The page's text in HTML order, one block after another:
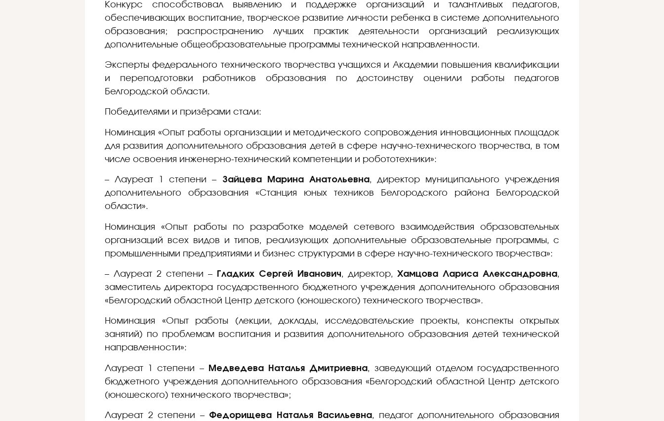
Конкурс способствовал выявлению и поддержке организаций и талантливых педагогов,
обеспечивающих воспитание, творческое развитие личности ребенка в системе дополнительного
образования; распространению лучших практик деятельности организаций реализующих
дополнительные общеобразовательные программы технической направленности.
Эксперты федерального технического творчества учащихся и Академии повышения квалификации
и переподготовки работников образования по достоинству оценили работы педагогов
Белгородской области.
Победителями и призёрами стали:
Номинация «Опыт работы организации и методического сопровождения инновационных площадок
для развития дополнительного образования детей в сфере научно-технического творчества, в том
числе освоения инженерно-технический компетенции и робототехники»:
– Лауреат 1 степени – Зайцева Марина Анатольевна, директор муниципального учреждения
дополнительного образования «Станция юных техников Белгородского района Белгородской
области».
Номинация «Опыт работы по разработке моделей сетевого взаимодействия образовательных
организаций всех видов и типов, реализующих дополнительные образовательные программы, с
промышленными предприятиями и бизнес структурами в сфере научно-технического творчества»:
– Лауреат 2 степени – Гладких Сергей Иванович, директор, Хамцова Лариса Александровна,
заместитель директора государственного бюджетного учреждения дополнительного образования
«Белгородский областной Центр детского (юношеского) технического творчества».
Номинация «Опыт работы (лекции, доклады, исследовательские проекты, конспекты открытых
занятий) по проблемам воспитания и развития дополнительного образования детей технической
направленности»:
Лауреат 1 степени – Медведева Наталья Дмитриевна, заведующий отделом государственного
бюджетного учреждения дополнительного образования «Белгородский областной Центр детского
(юношеского) технического творчества»;
Лауреат 2 степени – Федорищева Наталья Васильевна, педагог дополнительного образования